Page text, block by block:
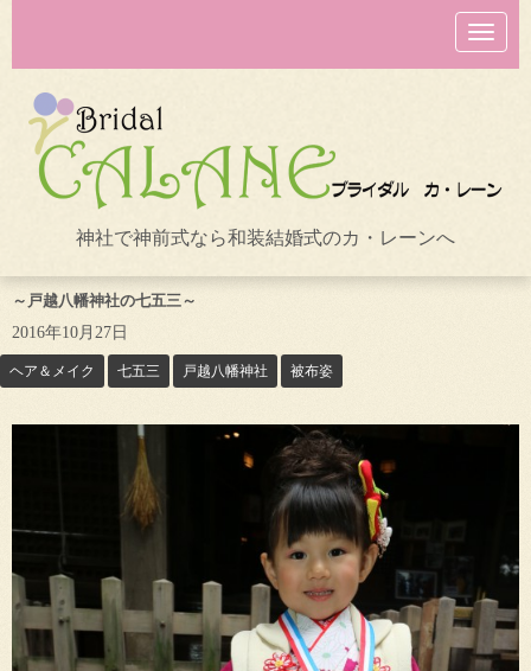
N
a
v
o
n
神社で神前式なら和装結婚式のカ・レーンへ
～戸越八幡神社の七五三～
2016年10月27日
ヘア＆メイク 七五三 戸越八幡神社 被布姿